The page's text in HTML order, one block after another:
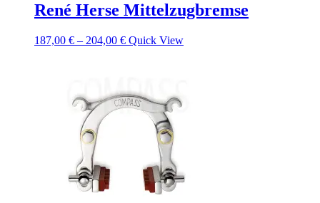
René Herse Mittelzugbremse
187,00 € – 204,00 € Quick View